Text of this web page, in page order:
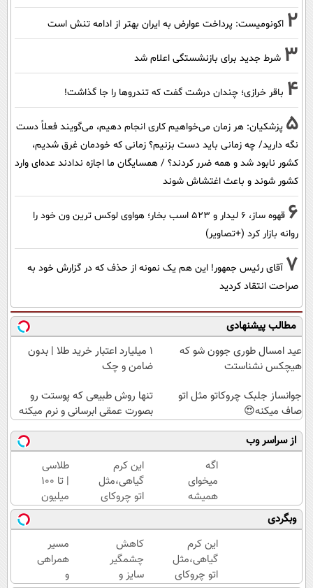
2 اکونومیست: پرداخت عوارض به ایران بهتر از ادامه تنش است
3 شرط جدید برای بازنشستگی اعلام شد
4 باقر خرازی؛ چندان درشت گفت که تندروها را جا گذاشت!
5 پزشکیان: هر زمان می‌خواهیم کاری انجام دهیم، می‌گویند فعلاً دست
نگه دارید/ چه زمانی باید دست بزنیم؟ زمانی که خودمان غرق شدیم،
کشور نابود شد و همه ضرر کردند؟ / همسایگان ما اجازه ندادند عده‌ای وارد
کشور شوند و باعث اغتشاش شوند
6
قهوه ساز، 6 لیدار و 523 اسب بخار؛ هواوی لوکس ترین ون خود را
روانه بازار کرد (+تصاویر)
7 آقای رئیس جمهور! این هم یک نمونه از حذف که در گزارش خود به
صراحت انتقاد کردید
مطالب پیشنهادی
عید امسال طوری جوون شو که
هیچکس نشناستت
۱ میلیارد اعتبار خرید طلا | بدون
ضامن و چک
جوانساز جلبک چروکاتو مثل اتو
صاف میکنه😍
تنها روش طبیعی که پوستت رو
بصورت عمقی ابرسانی و نرم میکنه
از سراسر وب
اگه
میخوای
همیشه
جوون
باشی کرم
جوانساز
جلبک
مخصوص
این کرم
گیاهی،مثل
اتو چروکای
پوستتوصاف
میکنه!50%تخفیف
طلاسی
| تا 100
میلیون
وام
آنی
خرید
طلا💰
ثبت
وبگردی
این کرم
گیاهی،مثل
اتو چروکای
کاهش
چشمگیر
سایز و
مسیر
همراهی
و